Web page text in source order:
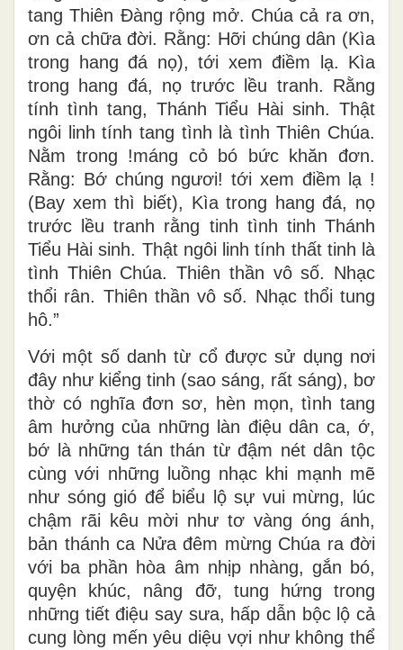
tang Thiên Đàng rộng mở. Chúa cả ra ơn,
ơn cả chữa đời. Rằng: Hỡi chúng dân (Kìa
trong hang đá nọ), tới xem điềm lạ. Kìa
trong hang đá, nọ trước lều tranh. Rằng
tính tình tang, Thánh Tiểu Hài sinh. Thật
ngôi linh tính tang tình là tình Thiên Chúa.
Nằm trong !máng cỏ bó bức khăn đơn.
Rằng: Bớ chúng ngươi! tới xem điềm lạ !
(Bay xem thì biết), Kìa trong hang đá, nọ
trước lều tranh rằng tinh tình tinh Thánh
Tiểu Hài sinh. Thật ngôi linh tính thất tinh là
tình Thiên Chúa. Thiên thần vô số. Nhạc
thổi rân. Thiên thần vô số. Nhạc thổi tung
hô.”
Với một số danh từ cổ được sử dụng nơi
đây như kiểng tinh (sao sáng, rất sáng), bơ
thờ có nghĩa đơn sơ, hèn mọn, tình tang
âm hưởng của những làn điệu dân ca, ớ,
bớ là những tán thán từ đậm nét dân tộc
cùng với những luồng nhạc khi mạnh mẽ
như sóng gió để biểu lộ sự vui mừng, lúc
chậm rãi kêu mời như tơ vàng óng ánh,
bản thánh ca Nửa đêm mừng Chúa ra đời
với ba phần hòa âm nhịp nhàng, gắn bó,
quyện khúc, nâng đỡ, tung hứng trong
những tiết điệu say sưa, hấp dẫn bộc lộ cả
cung lòng mến yêu diệu vợi như không thể